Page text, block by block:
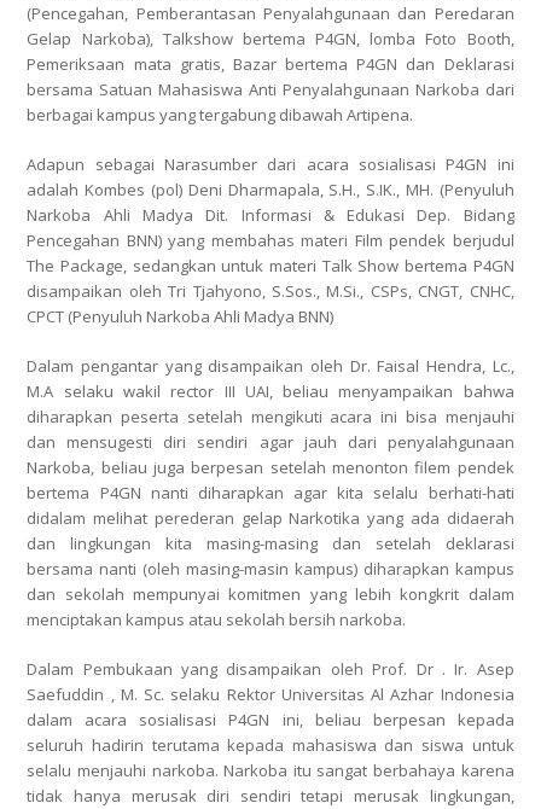
(Pencegahan, Pemberantasan Penyalahgunaan dan Peredaran
Gelap Narkoba), Talkshow bertema P4GN, lomba Foto Booth,
Pemeriksaan mata gratis, Bazar bertema P4GN dan Deklarasi
bersama Satuan Mahasiswa Anti Penyalahgunaan Narkoba dari
berbagai kampus yang tergabung dibawah Artipena.
Adapun sebagai Narasumber dari acara sosialisasi P4GN ini
adalah Kombes (pol) Deni Dharmapala, S.H., S.IK., MH. (Penyuluh
Narkoba Ahli Madya Dit. Informasi & Edukasi Dep. Bidang
Pencegahan BNN) yang membahas materi Film pendek berjudul
The Package, sedangkan untuk materi Talk Show bertema P4GN
disampaikan oleh Tri Tjahyono, S.Sos., M.Si., CSPs, CNGT, CNHC,
CPCT (Penyuluh Narkoba Ahli Madya BNN)
Dalam pengantar yang disampaikan oleh Dr. Faisal Hendra, Lc.,
M.A selaku wakil rector III UAI, beliau menyampaikan bahwa
diharapkan peserta setelah mengikuti acara ini bisa menjauhi
dan mensugesti diri sendiri agar jauh dari penyalahgunaan
Narkoba, beliau juga berpesan setelah menonton filem pendek
bertema P4GN nanti diharapkan agar kita selalu berhati-hati
didalam melihat perederan gelap Narkotika yang ada didaerah
dan lingkungan kita masing-masing dan setelah deklarasi
bersama nanti (oleh masing-masin kampus) diharapkan kampus
dan sekolah mempunyai komitmen yang lebih kongkrit dalam
menciptakan kampus atau sekolah bersih narkoba.
Dalam Pembukaan yang disampaikan oleh Prof. Dr . Ir. Asep
Saefuddin , M. Sc. selaku Rektor Universitas Al Azhar Indonesia
dalam acara sosialisasi P4GN ini, beliau berpesan kepada
seluruh hadirin terutama kepada mahasiswa dan siswa untuk
selalu menjauhi narkoba. Narkoba itu sangat berbahaya karena
tidak hanya merusak diri sendiri tetapi merusak lingkungan,